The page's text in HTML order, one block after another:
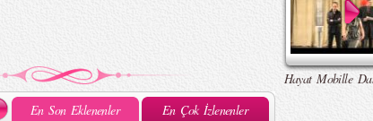
En Son Eklenenler En Çok İzlenenler
Hayat Mobille